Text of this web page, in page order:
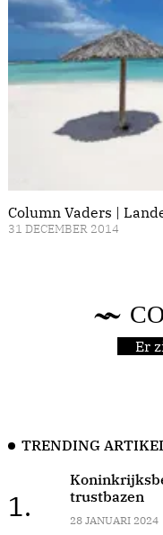
Column Vaders |
31 DECEMBER 2014
Er
TRENDING
1.
trustbazen
28 JANUARI 2024